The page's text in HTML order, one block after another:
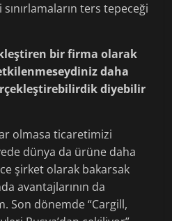
ters tepeceği
bir firma olarak
daha
diyebilir
olmasa ticaretimizi
dünya da ürüne daha
şirket olarak bakarsak
avantajlarının da
Son dönemde “Cargill,